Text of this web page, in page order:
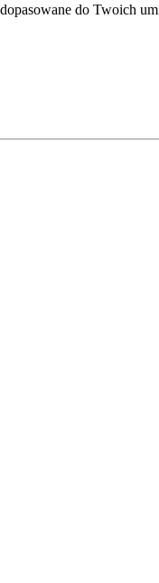
do Twoich